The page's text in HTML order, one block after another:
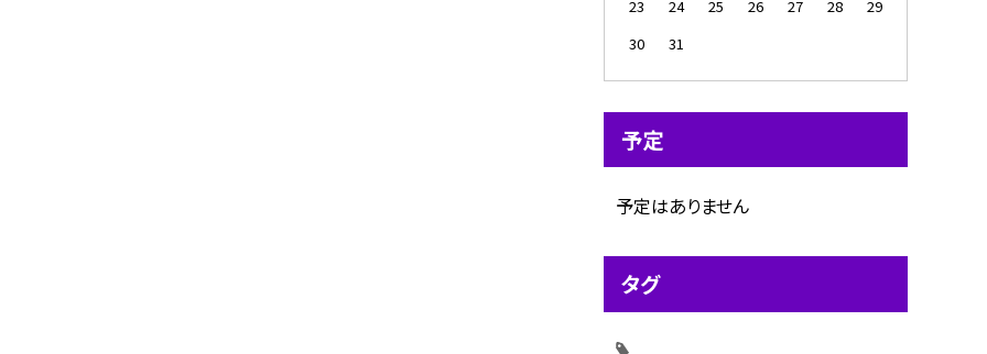
23
24 25 26 27 28
29
30
31
予定
予定はありません
タグ